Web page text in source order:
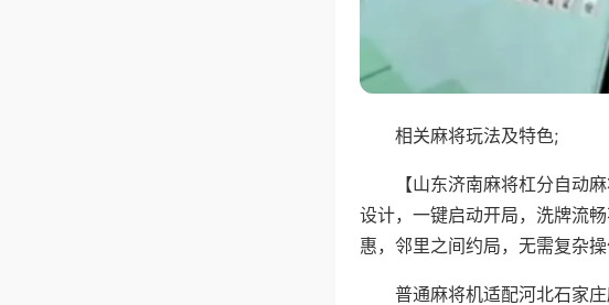
相关麻将玩法及特色;
【山东济南麻将杠分自动
设计，一键启动开局，洗牌流
惠，邻里之间约局，无需复杂
普通麻将机适配河北石家